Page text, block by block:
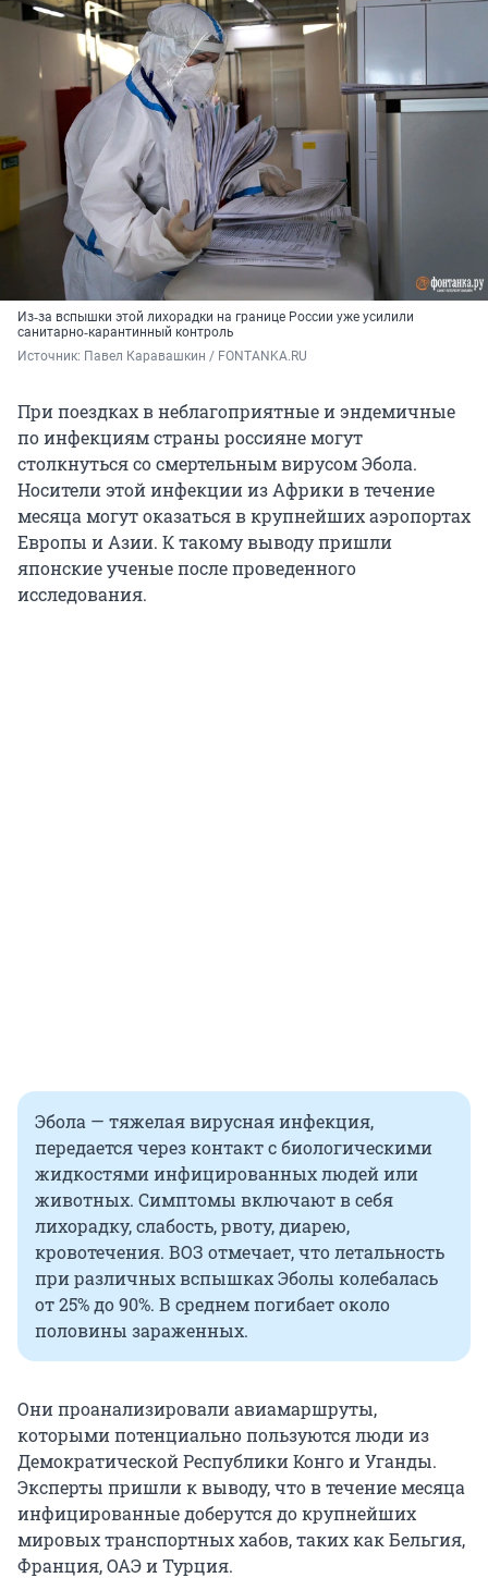
Из‑за вспышки этой лихорадки на границе России уже усилили
санитарно‑карантинный контроль
Источник: Павел Каравашкин / FONTANKA.RU
При поездках в неблагоприятные и эндемичные
по инфекциям страны россияне могут
столкнуться со смертельным вирусом Эбола.
Носители этой инфекции из Африки в течение
месяца могут оказаться в крупнейших аэропортах
Европы и Азии. К такому выводу пришли
японские ученые после проведенного
исследования.
Эбола — тяжелая вирусная инфекция,
передается через контакт с биологическими
жидкостями инфицированных людей или
животных. Симптомы включают в себя
лихорадку, слабость, рвоту, диарею,
кровотечения. ВОЗ отмечает, что летальность
при различных вспышках Эболы колебалась
от 25% до 90%. В среднем погибает около
половины зараженных.
Они проанализировали авиамаршруты,
которыми потенциально пользуются люди из
Демократической Республики Конго и Уганды.
Эксперты пришли к выводу, что в течение месяца
инфицированные доберутся до крупнейших
мировых транспортных хабов, таких как Бельгия,
Франция, ОАЭ и Турция.